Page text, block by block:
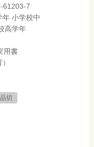
61203-7
年 小学校中
高学年
用書
品切